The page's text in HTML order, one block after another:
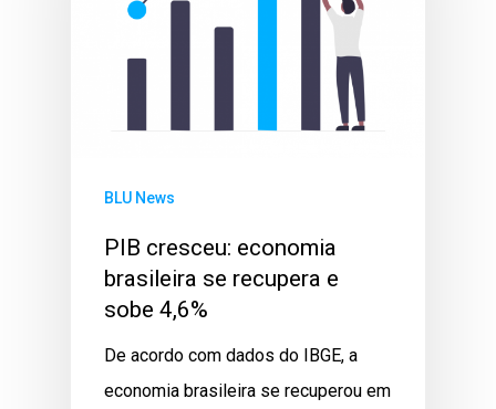
BLU News
PIB cresceu: economia
brasileira se recupera e
sobe 4,6%
De acordo com dados do IBGE, a
economia brasileira se recuperou em